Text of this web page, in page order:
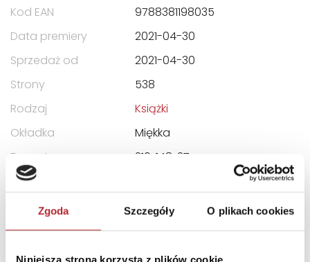
Zgoda Szczegóły O plikach cookies
Kod EAN
9788381198035
Data premiery
2021-04-30
Sprzedaż od
2021-04-30
Strony
538
Rodzaj
Książki
Okładka
Miękka
Format
210x148x27 mm
DANE OSOBY ODPOWIEDZIALNEJ
Nazwa
MOTYLEKSIAZKOWE.PL
BEATA FRĄCKIEWICZ